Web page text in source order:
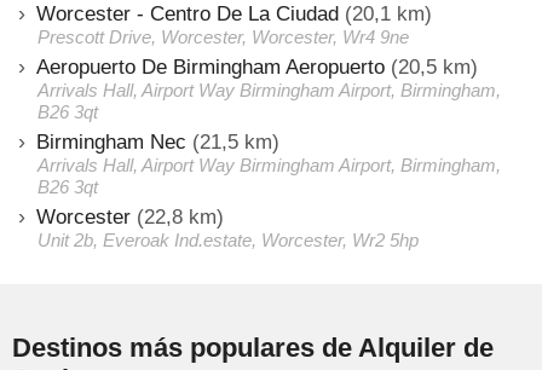
Worcester - Centro De La Ciudad (20,1 km)
Prescott Drive, Worcester, Worcester, Wr4 9ne
Aeropuerto De Birmingham Aeropuerto (20,5 km)
Arrivals Hall, Airport Way Birmingham Airport, Birmingham,
B26 3qt
Birmingham Nec (21,5 km)
Arrivals Hall, Airport Way Birmingham Airport, Birmingham,
B26 3qt
Worcester (22,8 km)
Unit 2b, Everoak Ind.estate, Worcester, Wr2 5hp
Destinos más populares de Alquiler de